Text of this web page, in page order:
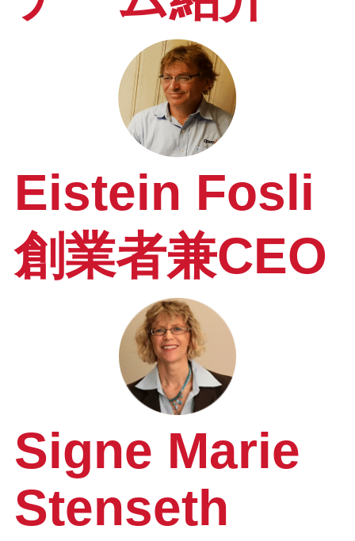
Eistein Fosli
創業者兼CEO
Signe Marie
Stenseth